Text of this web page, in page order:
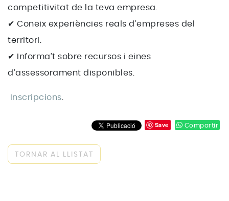
competitivitat de la teva empresa.
✔ Coneix experiències reals d’empreses del
territori.
✔ Informa’t sobre recursos i eines
d’assessorament disponibles.
Inscripcions
Save Compartir
TORNAR AL LLISTAT